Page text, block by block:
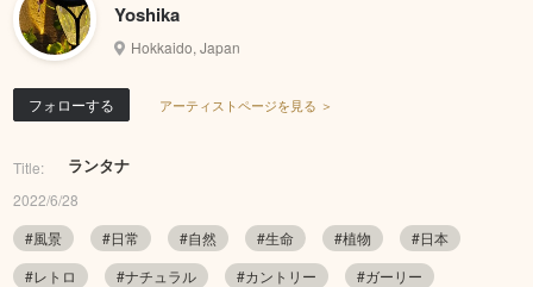
Yoshika
Hokkaido, Japan
フォローする アーティストページを見る ＞
Title: ランタナ
2022/6/28
#風景
#日常 #自然 #生命 #植物
#日本
#レトロ
#ナチュラル #カントリー
#ガーリー